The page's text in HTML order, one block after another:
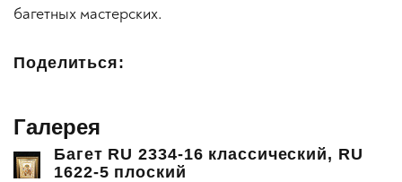
багетных мастерских.
Поделиться:
Галерея
Багет RU 2334-16 классический, RU
1622-5 плоский